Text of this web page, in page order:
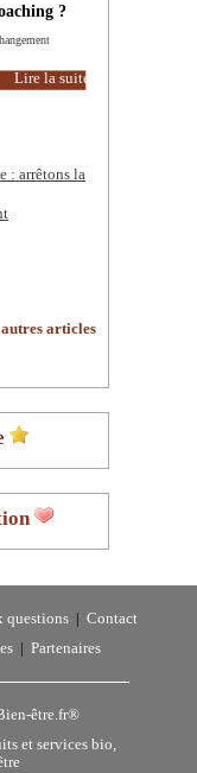
?
Lire la suite
: arrêtons la
articles
questions
Contact
Partenaires
être.fr®
et services bio,